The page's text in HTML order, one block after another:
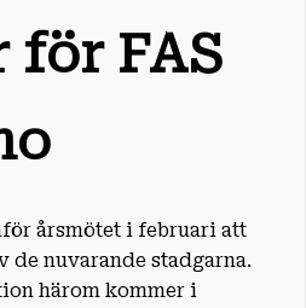
för FAS
årsmötet i februari att
de nuvarande stadgarna.
härom kommer i